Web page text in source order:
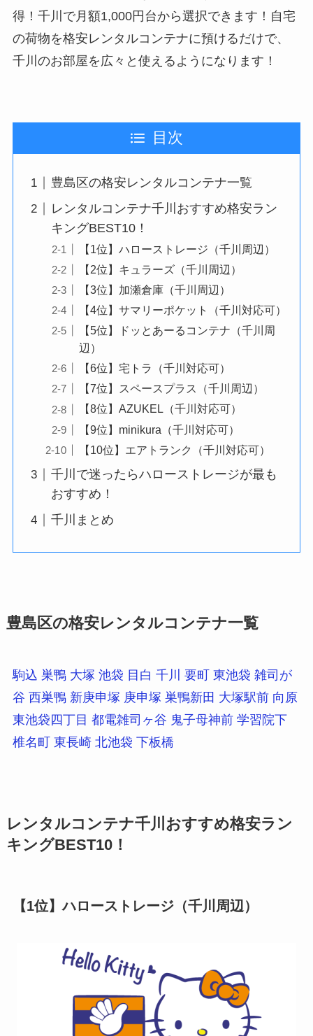
得！千川で月額1,000円台から選択できます！自宅
の荷物を格安レンタルコンテナに預けるだけで、
千川のお部屋を広々と使えるようになります！
目次
豊島区の格安レンタルコンテナ一覧
レンタルコンテナ千川おすすめ格安ラン
キングBEST10！
【1位】ハローストレージ（千川周辺）
【2位】キュラーズ（千川周辺）
【3位】加瀬倉庫（千川周辺）
【4位】サマリーポケット（千川対応可）
【5位】ドッとあーるコンテナ（千川周
辺）
【6位】宅トラ（千川対応可）
【7位】スペースプラス（千川周辺）
【8位】AZUKEL（千川対応可）
【9位】minikura（千川対応可）
【10位】エアトランク（千川対応可）
千川で迷ったらハローストレージが最も
おすすめ！
千川まとめ
豊島区の格安レンタルコンテナ一覧
駒込 巣鴨 大塚 池袋 目白 千川 要町 東池袋 雑司が
谷 西巣鴨 新庚申塚 庚申塚 巣鴨新田 大塚駅前 向原
東池袋四丁目 都電雑司ヶ谷 鬼子母神前 学習院下
椎名町 東長崎 北池袋 下板橋
レンタルコンテナ千川おすすめ格安ラン
キングBEST10！
【1位】ハローストレージ（千川周辺）